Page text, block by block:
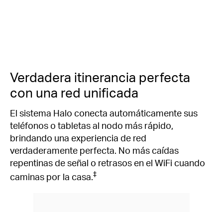
Verdadera itinerancia perfecta
con una red unificada
El sistema Halo conecta automáticamente sus
teléfonos o tabletas al nodo más rápido,
brindando una experiencia de red
verdaderamente perfecta. No más caídas
repentinas de señal o retrasos en el WiFi cuando
caminas por la casa.‡